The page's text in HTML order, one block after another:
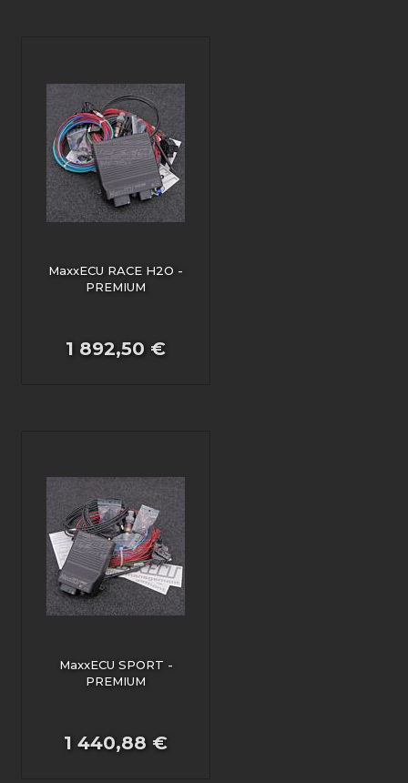
MaxxECU RACE H2O -
PREMIUM
1 892,50 €
MaxxECU SPORT -
PREMIUM
1 440,88 €